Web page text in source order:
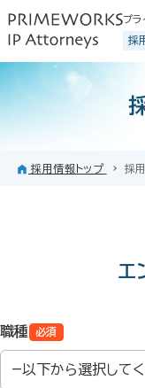
プラ
採
採用情報トップ 採
エ
職種 必須